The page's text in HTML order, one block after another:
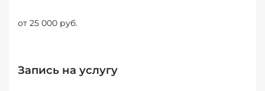
от 25 000 руб.
Запись на услугу